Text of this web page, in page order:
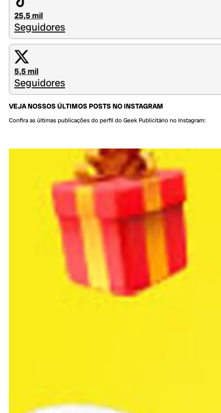
25,5 mil
Seguidores
5,5 mil
Seguidores
VEJA NOSSOS ÚLTIMOS POSTS NO INSTAGRAM
Confira as últimas publicações do perfil do Geek Publicitário no Instagram: